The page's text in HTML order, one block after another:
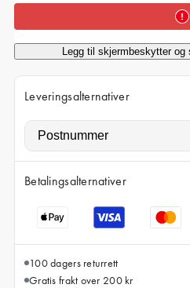
iPhone 15
iPhone 14 Pro
iPhone 13
Alle telefonmodeller
Legg til skjermbeskytter og
Leveringsalternativer
Betalingsalternativer
100 dagers returrett
Gratis frakt over 200 kr